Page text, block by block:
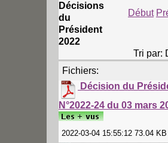
Décisions
du
Président
2022
Début
Tri par:
Fichiers:
Décision du
N°2022-24 du 03 mars
2022-03-04 15:55:12 73.04